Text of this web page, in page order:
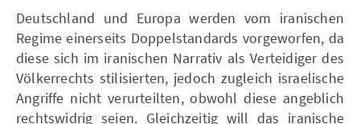
Deutschland und Europa werden vom iranischen
Regime einerseits Doppelstandards vorgeworfen, da
diese sich im iranischen Narrativ als Verteidiger des
Völkerrechts stilisierten, jedoch zugleich israelische
Angriffe nicht verurteilten, obwohl diese angeblich
rechtswidrig seien. Gleichzeitig will das iranische